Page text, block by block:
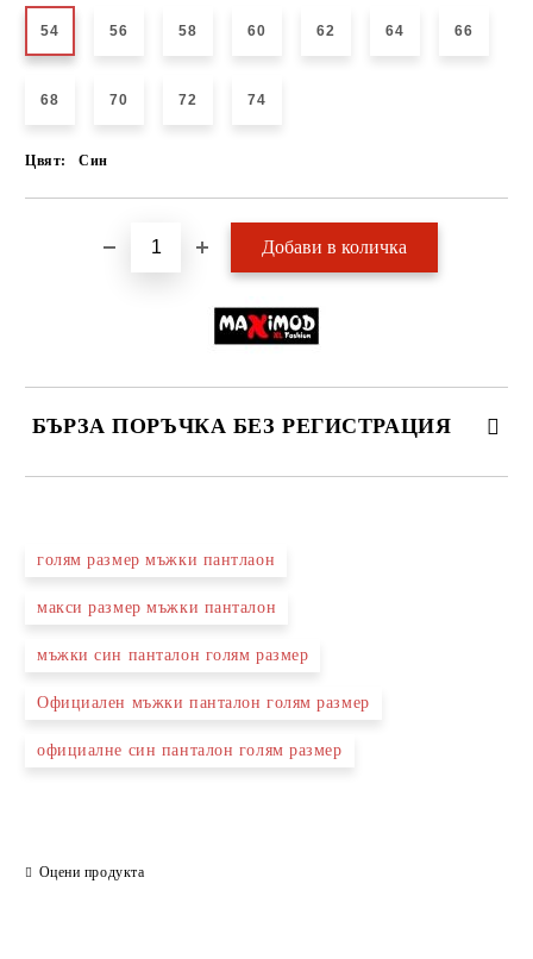
54 56 58 60 62 64 66
68 70 72 74
Цвят: Син
БЪРЗА ПОРЪЧКА БЕЗ РЕГИСТРАЦИЯ
Ние ще се свържем с вас в рамките на работния ден.
голям размер мъжки пантлаон
макси размер мъжки панталон
мъжки син панталон голям размер
Официален мъжки панталон голям размер
официалне син панталон голям размер
Оцени продукта